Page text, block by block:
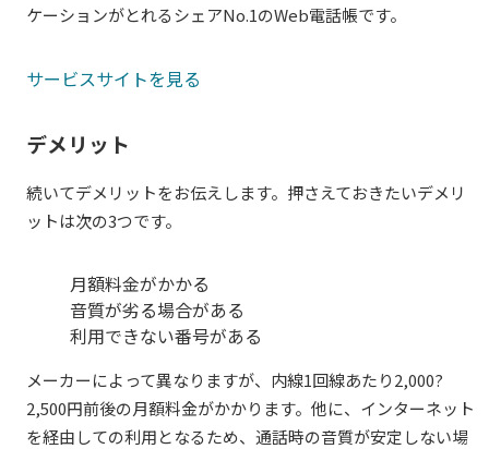
ケーションがとれるシェアNo.1のWeb電話帳です。
サービスサイトを見る
デメリット
続いてデメリットをお伝えします。押さえておきたいデメリ
ットは次の3つです。
月額料金がかかる
音質が劣る場合がある
利用できない番号がある
メーカーによって異なりますが、内線1回線あたり2,000?
2,500円前後の月額料金がかかります。他に、インターネット
を経由しての利用となるため、通話時の音質が安定しない場